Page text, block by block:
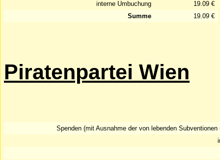
interne Umbuchung
19.09 €
Summe
19.09 €
Piratenpartei Wien
Spenden (mit Ausnahme der von lebenden